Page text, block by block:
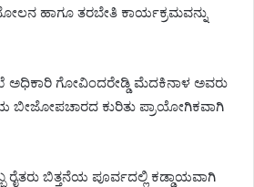
ಹಾಗೂ ತರಬೇತಿ ಕಾರ್ಯಕ್ರಮವನ್ನು
ಅಧಿಕಾರಿ ಗೋವಿಂದರೇಡ್ಡಿ ಮೆದಕಿನಾಳ ಅವರು
ಬೀಜೋಪಚಾರದ ಕುರಿತು ಪ್ರಾಯೋಗಿಕವಾಗಿ
ರೈತರು ಬಿತ್ತನೆಯ ಪೂರ್ವದಲ್ಲಿ ಕಡ್ಡಾಯವಾಗಿ